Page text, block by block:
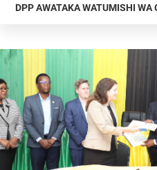
DPP AWATAKA WATUMISHI WA